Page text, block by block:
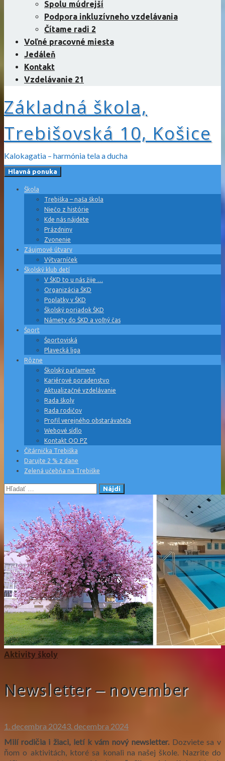
Spolu múdrejší
Podpora inkluzívneho vzdelávania
Čítame radi 2
Voľné pracovné miesta
Jedáleň
Kontakt
Vzdelávanie 21
Základná škola,
Trebišovská 10, Košice
Kalokagatia – harmónia tela a ducha
Hlavná ponuka
Škola
Trebiška – naša škola
Niečo z histórie
Kde nás nájdete
Prázdniny
Zvonenie
Záujmové útvary
Výtvarníček
Školský klub detí
V ŠKD to u nás žije …
Organizácia ŠKD
Poplatky v ŠKD
Školský poriadok ŠKD
Námety do ŠKD a voľný čas
Šport
Športoviská
Plavecká liga
Rôzne
Školský parlament
Kariérové poradenstvo
Aktualizačné vzdelávanie
Rada školy
Rada rodičov
Profil verejného obstarávateľa
Webové sídlo
Kontakt OO PZ
Čitárnička Trebiška
Darujte 2 % z dane
Zelená učebňa na Trebiške
Hľadať:
Aktivity školy
Newsletter – november
1. decembra 20243. decembra 2024
Milí rodičia i žiaci, letí k vám nový newsletter.Dozviete sa v
ňom o aktivitách, ktoré sa konali na našej škole. Nazrite do